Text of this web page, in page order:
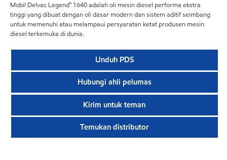
Mobil Delvac Legend™ 1640 adalah oli mesin diesel performa ekstra
tinggi yang dibuat dengan oli dasar modern dan sistem aditif seimbang
untuk memenuhi atau melampaui persyaratan ketat produsen mesin
diesel terkemuka di dunia.
Unduh PDS
Hubungi ahli pelumas
Kirim untuk teman
Temukan distributor